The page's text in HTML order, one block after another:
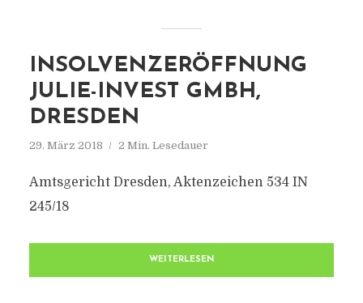
INSOLVENZERÖFFNUNG
JULIE-INVEST GMBH,
DRESDEN
29. März 2018 2 Min. Lesedauer
Amtsgericht Dresden, Aktenzeichen 534 IN
245/18
WEITERLESEN